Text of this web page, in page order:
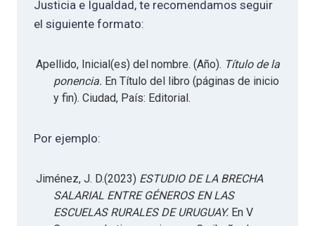
Justicia e Igualdad, te recomendamos seguir
el siguiente formato:
Apellido, Inicial(es) del nombre. (Año). Título de la
ponencia. En Título del libro (páginas de inicio
y fin). Ciudad, País: Editorial.
Por ejemplo:
Jiménez, J. D.(2023) ESTUDIO DE LA BRECHA
SALARIAL ENTRE GÉNEROS EN LAS
ESCUELAS RURALES DE URUGUAY. En V